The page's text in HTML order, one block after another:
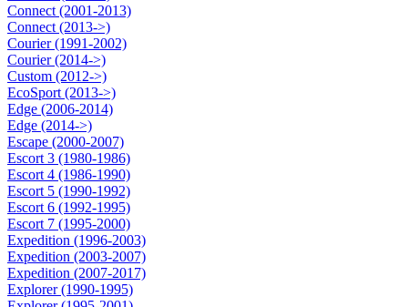
Connect (2001-2013)
Connect (2013->)
Courier (1991-2002)
Courier (2014->)
Custom (2012->)
EcoSport (2013->)
Edge (2006-2014)
Edge (2014->)
Escape (2000-2007)
Escort 3 (1980-1986)
Escort 4 (1986-1990)
Escort 5 (1990-1992)
Escort 6 (1992-1995)
Escort 7 (1995-2000)
Expedition (1996-2003)
Expedition (2003-2007)
Expedition (2007-2017)
Explorer (1990-1995)